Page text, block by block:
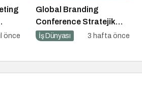
önce
Global Branding
Conference Stratejik
Odağı: Yapay Zeka
İş Dünyası 3 hafta önce